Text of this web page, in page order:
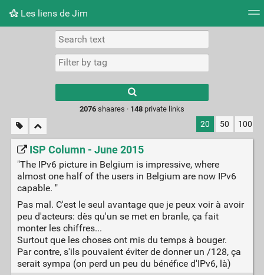
Les liens de Jim
Picture wall
results.
2076shaares · 148private links
20 50 100
ISP Column - June 2015
"The IPv6 picture in Belgium is impressive, where
almost one half of the users in Belgium are now IPv6
capable. "
Pas mal. C'est le seul avantage que je peux voir à avoir
peu d'acteurs: dès qu'un se met en branle, ça fait
monter les chiffres...
Surtout que les choses ont mis du temps à bouger.
Par contre, s'ils pouvaient éviter de donner un /128, ça
serait sympa (on perd un peu du bénéfice d'IPv6, là)